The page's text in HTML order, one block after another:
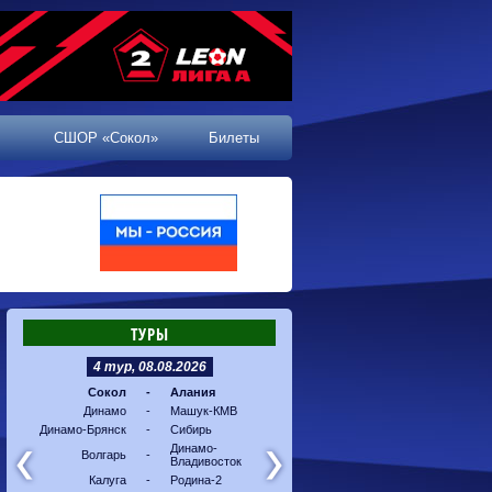
СШОР «Сокол» Билеты
ТУРЫ
4 тур, 08.08.2026
Сокол -
Алания
Динамо
-
Машук-КМВ
Динамо-Брянск
-
Сибирь
Волгарь
-
Динамо-
Владивосток
Калуга
- Родина-2
Сибирь